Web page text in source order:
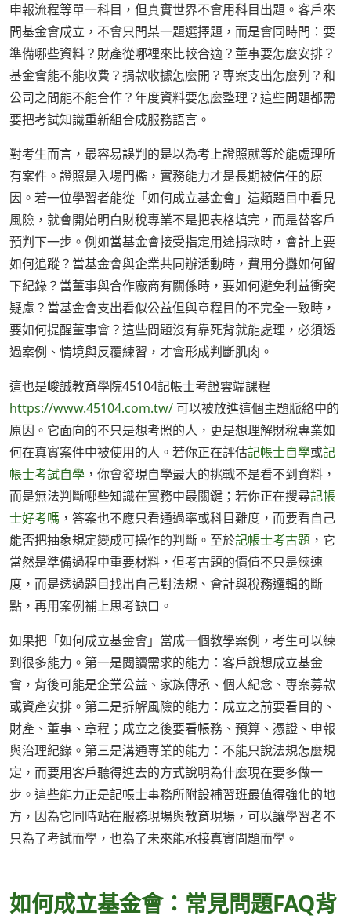
申報流程等單一科目，但真實世界不會用科目出題。客戶來
問基金會成立，不會只問某一題選擇題，而是會同時問：要
準備哪些資料？財產從哪裡來比較合適？董事要怎麼安排？
基金會能不能收費？捐款收據怎麼開？專案支出怎麼列？和
公司之間能不能合作？年度資料要怎麼整理？這些問題都需
要把考試知識重新組合成服務語言。
對考生而言，最容易誤判的是以為考上證照就等於能處理所
有案件。證照是入場門檻，實務能力才是長期被信任的原
因。若一位學習者能從「如何成立基金會」這類題目中看見
風險，就會開始明白財稅專業不是把表格填完，而是替客戶
預判下一步。例如當基金會接受指定用途捐款時，會計上要
如何追蹤？當基金會與企業共同辦活動時，費用分攤如何留
下紀錄？當董事與合作廠商有關係時，要如何避免利益衝突
疑慮？當基金會支出看似公益但與章程目的不完全一致時，
要如何提醒董事會？這些問題沒有靠死背就能處理，必須透
過案例、情境與反覆練習，才會形成判斷肌肉。
這也是峻誠教育學院45104記帳士考證雲端課程
https://www.45104.com.tw/ 可以被放進這個主題脈絡中的
原因。它面向的不只是想考照的人，更是想理解財稅專業如
何在真實案件中被使用的人。若你正在評估記帳士自學或記
帳士考試自學 ，你會發現自學最大的挑戰不是看不到資料，
而是無法判斷哪些知識在實務中最關鍵；若你正在搜尋記帳
士好考嗎 ，答案也不應只看通過率或科目難度，而要看自己
能否把抽象規定變成可操作的判斷。至於記帳士考古題 ，它
當然是準備過程中重要材料，但考古題的價值不只是練速
度，而是透過題目找出自己對法規、會計與稅務邏輯的斷
點，再用案例補上思考缺口。
如果把「如何成立基金會」當成一個教學案例，考生可以練
到很多能力。第一是閱讀需求的能力：客戶說想成立基金
會，背後可能是企業公益、家族傳承、個人紀念、專案募款
或資產安排。第二是拆解風險的能力：成立之前要看目的、
財產、董事、章程；成立之後要看帳務、預算、憑證、申報
與治理紀錄。第三是溝通專業的能力：不能只說法規怎麼規
定，而要用客戶聽得進去的方式說明為什麼現在要多做一
步。這些能力正是記帳士事務所附設補習班最值得強化的地
方，因為它同時站在服務現場與教育現場，可以讓學習者不
只為了考試而學，也為了未來能承接真實問題而學。
如何成立基金會：常見問題FAQ背